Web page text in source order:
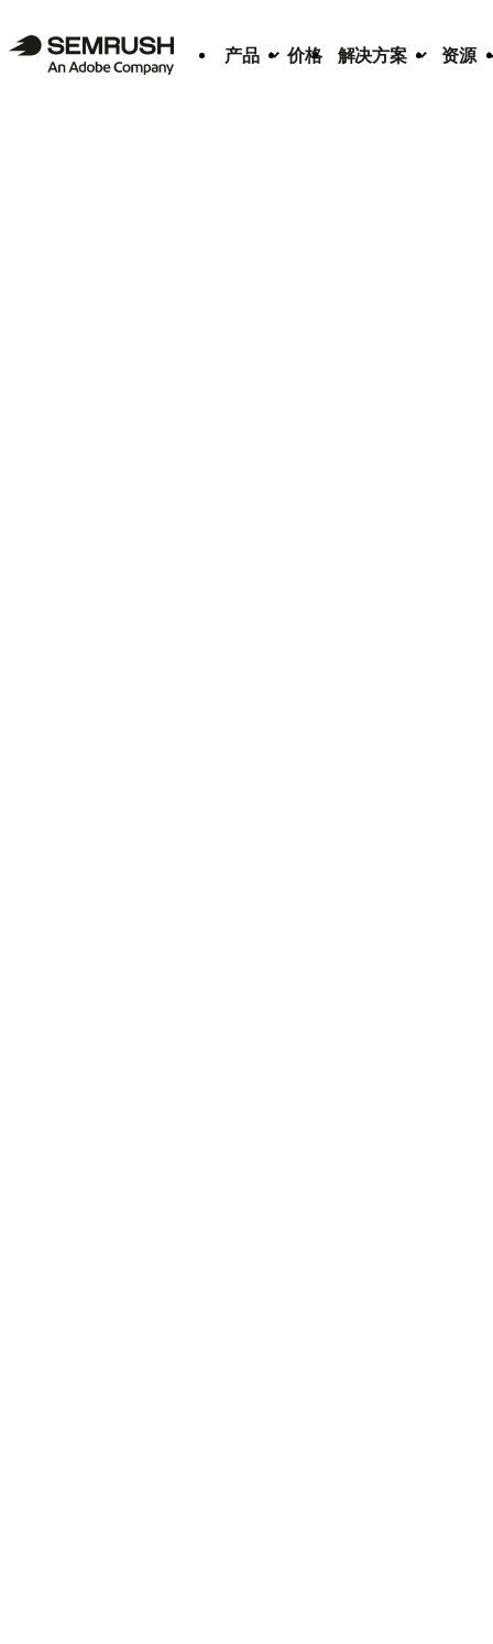
产品 价格 解决方案 资源